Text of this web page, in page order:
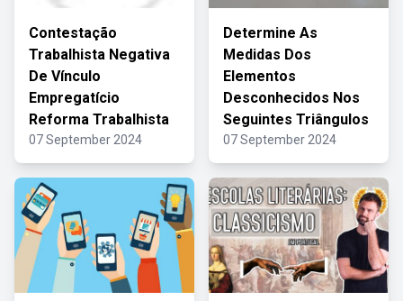
Contestação
Trabalhista Negativa
De Vínculo
Empregatício
Reforma Trabalhista
07 September 2024
Determine As
Medidas Dos
Elementos
Desconhecidos Nos
Seguintes Triângulos
07 September 2024